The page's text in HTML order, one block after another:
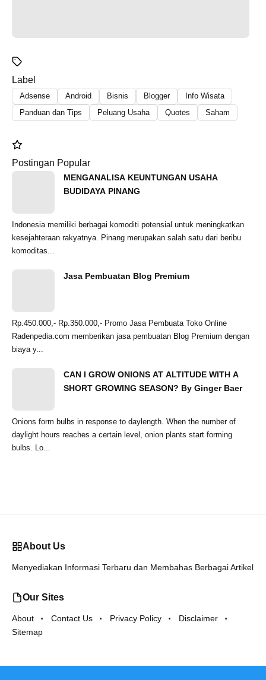
Label
Adsense Android Bisnis Blogger
Info Wisata
Panduan dan Tips
Peluang Usaha Quotes Saham
Postingan Popular
MENGANALISA KEUNTUNGAN USAHA
BUDIDAYA PINANG
Indonesia memiliki berbagai komoditi potensial untuk meningkatkan
kesejahteraan rakyatnya. Pinang merupakan salah satu dari beribu
komoditas...
Jasa Pembuatan Blog Premium
Rp.450.000,- Rp.350.000,- Promo Jasa Pembuata Toko Online
Radenpedia.com memberikan jasa pembuatan Blog Premium dengan
biaya y...
CAN I GROW ONIONS AT ALTITUDE WITH A
SHORT GROWING SEASON? By Ginger Baer
Onions form bulbs in response to daylength. When the number of
daylight hours reaches a certain level, onion plants start forming
bulbs. Lo...
About Us
Menyediakan Informasi Terbaru dan Membahas Berbagai Artikel
Our Sites
About Contact Us Privacy Policy
Disclaimer
Sitemap